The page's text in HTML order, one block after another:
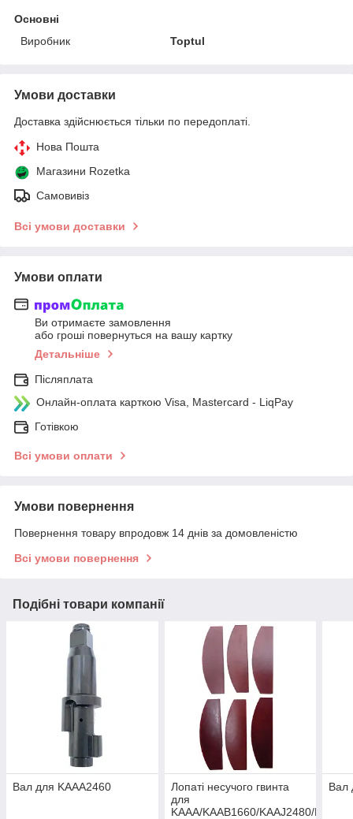
Основні
Виробник
Toptul
Умови доставки
Доставка здійснюється тільки по передоплаті.
Нова Пошта
Магазини Rozetka
Самовивіз
Всі умови доставки
Умови оплати
Ви отримаєте замовлення
або гроші повернуться на вашу картку
Детальніше
Післяплата
Онлайн-оплата карткою Visa, Mastercard - LiqPay
Готівкою
Всі умови оплати
Умови повернення
Повернення товару впродовж 14 днів за домовленістю
Всі умови повернення
Подібні товари компанії
Вал для KAAA2460
Лопаті несучого гвинта
для
KAAA/KAAB1660/KAAJ2480/
Вал